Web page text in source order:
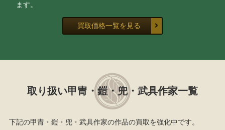
ます。
買取価格一覧を見る
取り扱い甲冑・鎧・兜・武具作家一覧
下記の甲冑・鎧・兜・武具作家の作品の買取を強化中です。